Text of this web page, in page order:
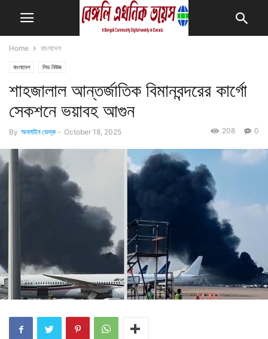
Home বাংলাদেশ
বাংলাদেশ লিড নিউজ
শাহজালাল আন্তর্জাতিক বিমানবন্দরের কার্গো
সেকশনে ভয়াবহ আগুন
By অনলাইন ডেস্ক - October 18, 2025 0
208